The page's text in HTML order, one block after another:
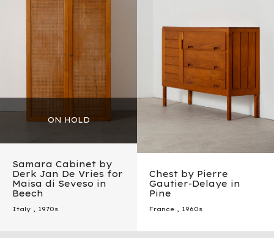
Samara Cabinet by
Derk Jan De Vries for
Maisa di Seveso in
Beech
Italy , 1970s
Chest by Pierre
Gautier-Delaye in
Pine
France , 1960s